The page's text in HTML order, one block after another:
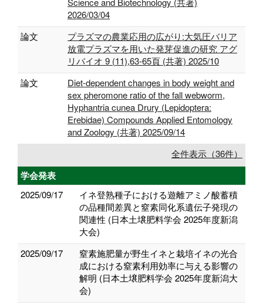
2026/03/04
論文
プラズマの農業応用の広がり:大気圧バリア
放電プラズマを用いた発芽促進の研究 アグ
リバイオ 9 (11),63-65頁 (共著) 2025/10
論文
Diet-dependent changes in body weight and
sex pheromone ratio of the fall webworm,
Hyphantria cunea Drury (Lepidoptera:
Erebidae) Compounds Applied Entomology
and Zoology (共著) 2025/09/14
全件表示（36件）
学会発表
2025/09/17
イネ登熟種子における遊離アミノ酸蓄積
の品種間差異と窒素同化系遺伝子発現の
関連性 (日本土壌肥料学会 2025年度新潟
大会)
2025/09/17
窒素施肥量が野生イネと栽培イネの光合
成における窒素利用効率に与える影響の
解明 (日本土壌肥料学会 2025年度新潟大
会)